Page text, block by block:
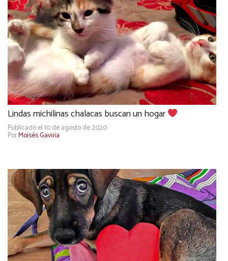
Lindas michilinas chalacas buscan un hogar
Publicado el 10 de agosto de 2020
PorMoisés Gaviria